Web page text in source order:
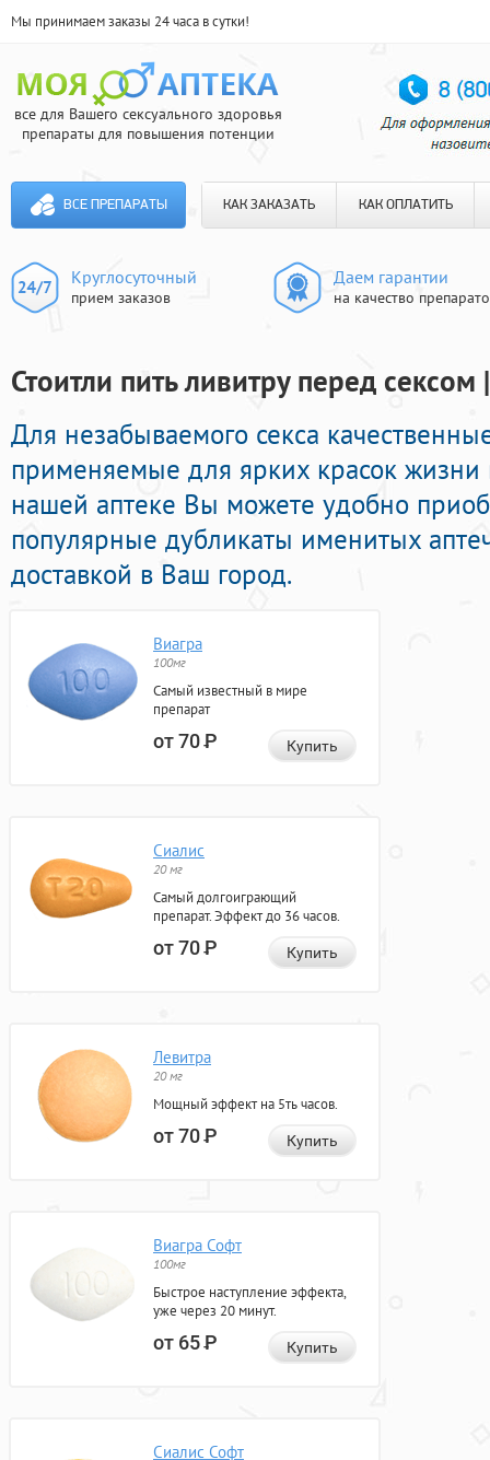
Мы принимаем заказы 24 часа в сутки!
все для Вашего сексуального здоровья
препараты для повышения потенции
ВСЕ ПРЕПАРАТЫ КАК ЗАКАЗАТЬ КАК ОПЛАТИТЬ
Круглосуточный
прием заказов
Даем гарантии
на качество
Стоитли пить ливитру перед
Для незабываемого секса
применяемые для ярких красок жизни
нашей аптеке Вы можете удобно
популярные дубликаты именитых
доставкой в Ваш город.
Виагра
100мг
Самый известный в мире
препарат
от 70Р Купить
Сиалис
20 мг
Самый долгоиграющий
препарат. Эффект до 36 часов.
от 70Р Купить
Левитра
20 мг
Мощный эффект на 5ть часов.
от 70Р Купить
Виагра Софт
100мг
Быстрое наступление эффекта,
уже через 20 минут.
от 65Р Купить
Сиалис Софт